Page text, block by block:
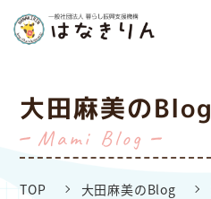
大田麻美のBlog
Mami Blog
TOP 大田麻美のBlog